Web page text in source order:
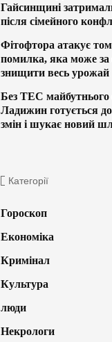
Гайсинщині
після сімейного
Фітофтора атакує
помилка, яка може за
знищити весь урожай
Без ТЕС майбутнього
Ладижин готується
змін і шукає новий
Категорії
Гороскоп
Економіка
Кримінал
Культура
люди
Некрологи